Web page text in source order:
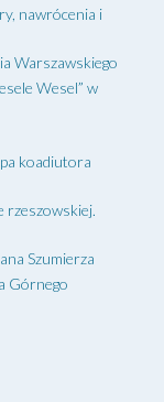
nawrócenia i
Warszawskiego
Wesel” w
koadiutora
rzeszowskiej.
Szumierza
Górnego